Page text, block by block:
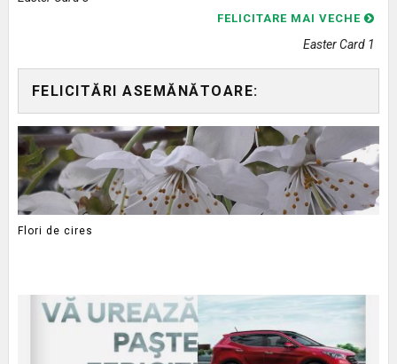
FELICITARE MAI VECHE
Easter Card 1
FELICITĂRI ASEMĂNĂTOARE:
Flori de cires